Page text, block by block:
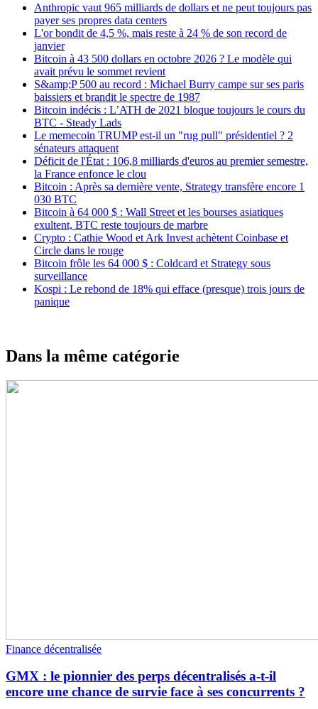
Anthropic vaut 965 milliards de dollars et ne peut toujours pas
payer ses propres data centers
L'or bondit de 4,5 %, mais reste à 24 % de son record de
janvier
Bitcoin à 43 500 dollars en octobre 2026 ? Le modèle qui
avait prévu le sommet revient
S&amp;P 500 au record : Michael Burry campe sur ses paris
baissiers et brandit le spectre de 1987
Bitcoin indécis : L’ATH de 2021 bloque toujours le cours du
BTC - Steady Lads
Le memecoin TRUMP est-il un "rug pull" présidentiel ? 2
sénateurs attaquent
Déficit de l'État : 106,8 milliards d'euros au premier semestre,
la France enfonce le clou
Bitcoin : Après sa dernière vente, Strategy transfère encore 1
030 BTC
Bitcoin à 64 000 $ : Wall Street et les bourses asiatiques
exultent, BTC reste toujours de marbre
Crypto : Cathie Wood et Ark Invest achètent Coinbase et
Circle dans le rouge
Bitcoin frôle les 64 000 $ : Coldcard et Strategy sous
surveillance
Kospi : Le rebond de 18% qui efface (presque) trois jours de
panique
Dans la même catégorie
Finance décentralisée
GMX : le pionnier des perps décentralisés a-t-il
encore une chance de survie face à ses concurrents ?